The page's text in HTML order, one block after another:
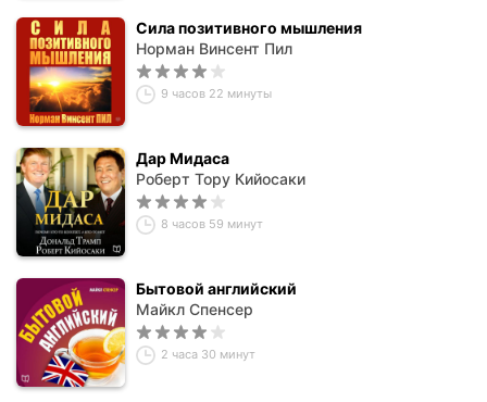
Сила позитивного мышления
Норман Винсент Пил
9 часов 22 минуты
Дар Мидаса
Роберт Тору Кийосаки
8 часов 59 минут
Бытовой английский
Майкл Спенсер
2 часа 30 минут